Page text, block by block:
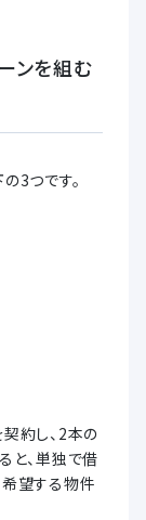
ンを組む
3つです。
約し、2本の
と、単独で借
望する物件